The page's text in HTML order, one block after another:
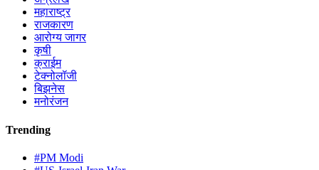
महाराष्ट्र
राजकारण
आरोग्य जागर
कृषी
क्राईम
टेक्नोलॉजी
बिझनेस
मनोरंजन
Trending
#PM Modi